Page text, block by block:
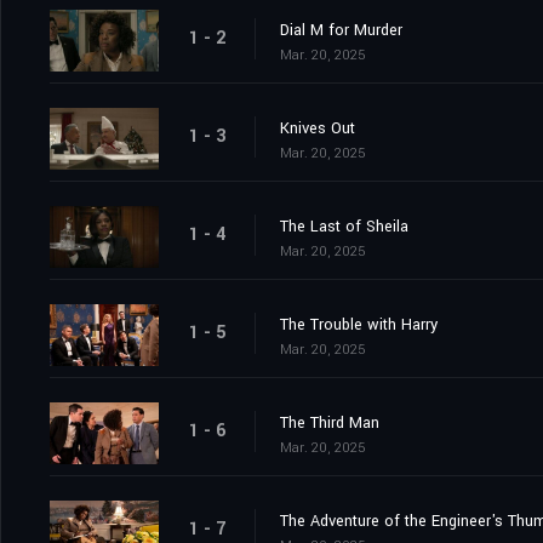
1 - 2 Dial M for Murder
Mar. 20, 2025
1 - 3 Knives Out
Mar. 20, 2025
1 - 4 The Last of Sheila
Mar. 20, 2025
1 - 5 The Trouble with Harry
Mar. 20, 2025
1 - 6 The Third Man
Mar. 20, 2025
1 - 7 The Adventure of the Engineer's